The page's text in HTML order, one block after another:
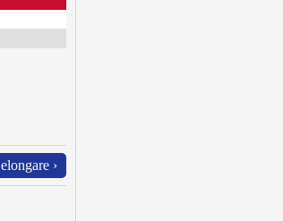
elongare ›